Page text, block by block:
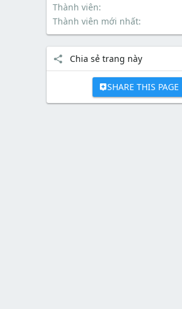
Thành viên
Thành viên mới nhất
Chia sẻ trang này
SHARE THIS PAGE